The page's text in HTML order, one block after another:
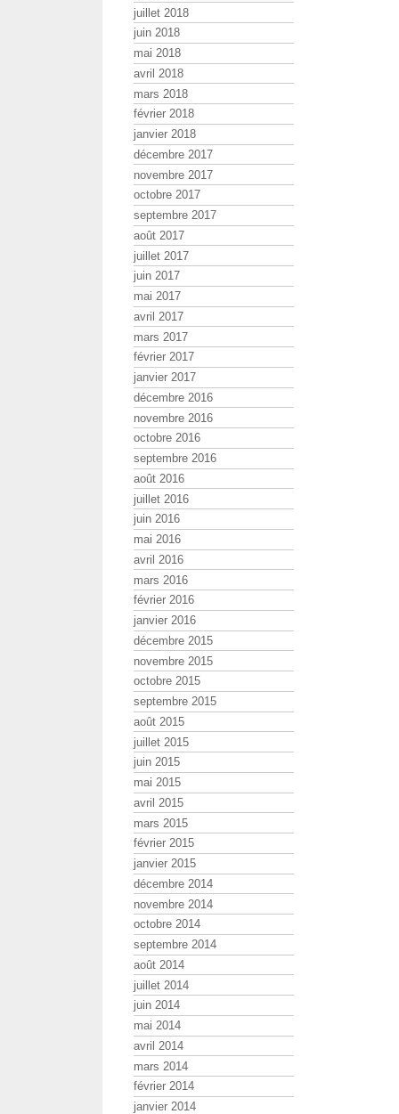
juillet 2018
juin 2018
mai 2018
avril 2018
mars 2018
février 2018
janvier 2018
décembre 2017
novembre 2017
octobre 2017
septembre 2017
août 2017
juillet 2017
juin 2017
mai 2017
avril 2017
mars 2017
février 2017
janvier 2017
décembre 2016
novembre 2016
octobre 2016
septembre 2016
août 2016
juillet 2016
juin 2016
mai 2016
avril 2016
mars 2016
février 2016
janvier 2016
décembre 2015
novembre 2015
octobre 2015
septembre 2015
août 2015
juillet 2015
juin 2015
mai 2015
avril 2015
mars 2015
février 2015
janvier 2015
décembre 2014
novembre 2014
octobre 2014
septembre 2014
août 2014
juillet 2014
juin 2014
mai 2014
avril 2014
mars 2014
février 2014
janvier 2014